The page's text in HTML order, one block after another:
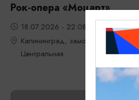
Рок-опера «Моцарт»
18.07.2026 - 22.08.2026, 18:00,
Калининград, замок Шаакен,
Центральная